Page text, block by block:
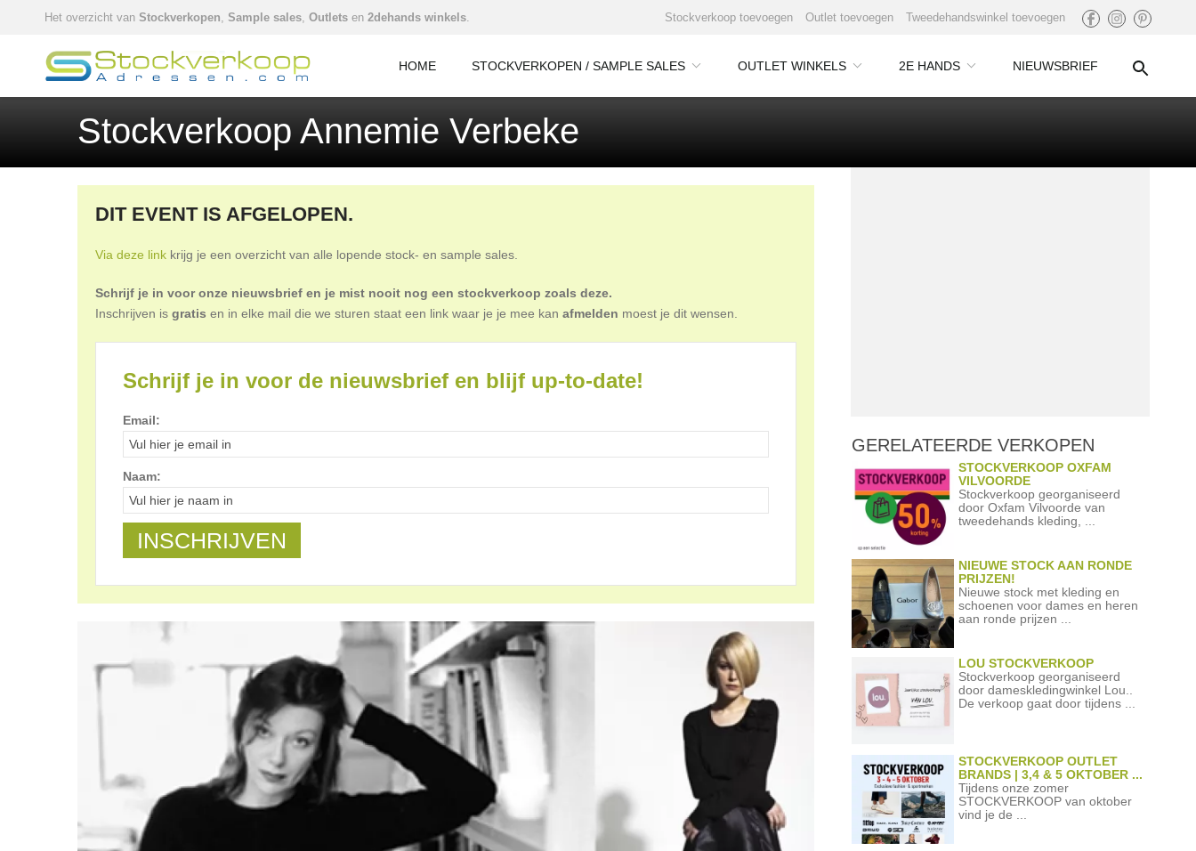
Het overzicht van Stockverkopen, Sample sales, Outlets en 2dehands winkels. Stockverkoop toevoegen Outlet toevoegen Tweedehandswinkel toevoegen
HOME STOCKVERKOPEN / SAMPLE SALES OUTLET WINKELS 2E HANDS NIEUWSBRIEF
Stockverkoop Annemie Verbeke
DIT EVENT IS AFGELOPEN.
Via deze link krijg je een overzicht van alle lopende stock- en sample sales.
Schrijf je in voor onze nieuwsbrief en je mist nooit nog een stockverkoop zoals deze.
Inschrijven is gratis en in elke mail die we sturen staat een link waar je je mee kan afmelden moest je dit wensen.
Schrijf je in voor de nieuwsbrief en blijf up-to-date!
Email:
Naam:
GERELATEERDE VERKOPEN
STOCKVERKOOP OXFAM
VILVOORDE
Stockverkoop georganiseerd
door Oxfam Vilvoorde van
tweedehands kleding, ...
NIEUWE STOCK AAN RONDE
PRIJZEN!
Nieuwe stock met kleding en
schoenen voor dames en heren
aan ronde prijzen ...
LOU STOCKVERKOOP
Stockverkoop georganiseerd
door dameskledingwinkel Lou..
De verkoop gaat door tijdens ...
STOCKVERKOOP OUTLET
BRANDS | 3,4 & 5 OKTOBER ...
Tijdens onze zomer
STOCKVERKOOP van oktober
vind je de ...